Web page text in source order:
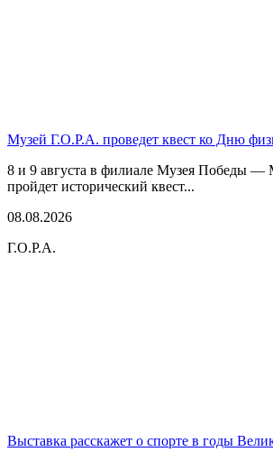
Музей Г.О.Р.А. проведет квест ко Дню
8 и 9 августа в филиале Музея Победы —
пройдет исторический квест...
08.08.2026
Г.О.Р.А.
Выставка расскажет о спорте в годы